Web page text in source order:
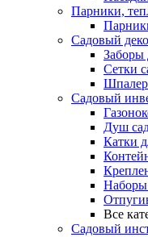
Парники,
Садовый
Заборы
Сетки
Садовый
Душ
Катки
Наборы
Все
Садовый